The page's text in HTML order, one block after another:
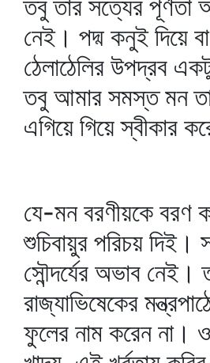
তবু তার সত্যের পূর্ণতা
নেই। পদ্ম কনুই দিয়ে বা
ঠেলাঠেলির উপদ্রব
তবু আমার সমস্ত মন
এগিয়ে গিয়ে স্বীকার
যে-মন বরণীয়কে বরণ
শুচিবায়ুর পরিচয়
সৌন্দর্যের অভাব
রাজ্যাভিষেকের
ফুলের নাম করেন না।